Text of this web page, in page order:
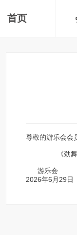
首页
尊敬的游乐会会
《劲舞团》游
游乐会
2026年6月29日